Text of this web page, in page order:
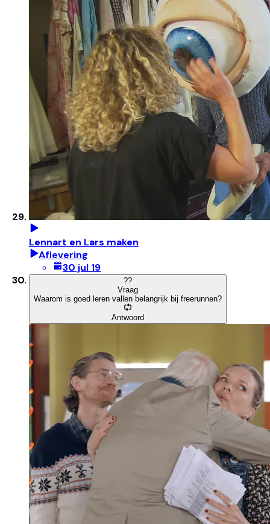
Lennart en Lars maken
Aflevering
30 jul 19
??
Vraag
Waarom is goed leren vallen belangrijk bij freerunnen?
Antwoord